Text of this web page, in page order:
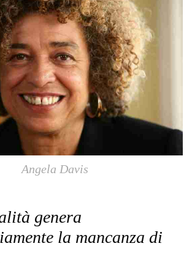
Angela Davis
genera
la mancanza di